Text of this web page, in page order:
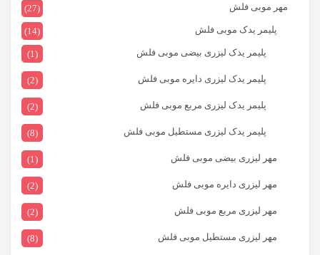
مهر موبی فلش
(27)
پلیمر یدک موبی فلش
(14)
پلیمر یدک لیزری بیضی موبی فلش
(1)
پلیمر یدک لیزری دایره موبی فلش (2)
پلیمر یدک لیزری مربع موبی فلش (2)
پلیمر یدک لیزری مستطیل موبی فلش (8)
مهر لیزری بیضی موبی فلش (1)
مهر لیزری دایره موبی فلش (2)
مهر لیزری مربع موبی فلش (2)
مهر لیزری مستطیل موبی فلش (8)